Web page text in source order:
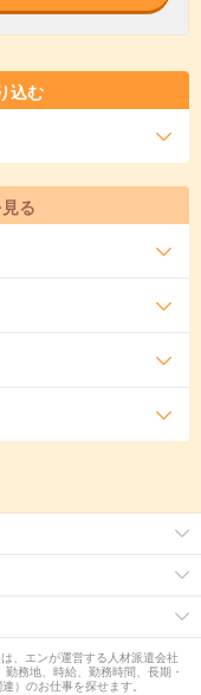
込む
る
、エンが運営する人材派遣会社
務地、時給、勤務時間、長期・
）のお仕事を探せます。